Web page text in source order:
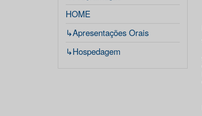
HOME
↳Apresentações Orais
↳Hospedagem